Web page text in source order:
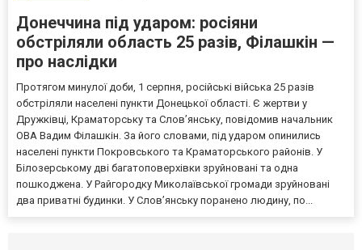
Донеччина під ударом: росіяни
обстріляли область 25 разів, Філашкін —
про наслідки
Протягом минулої доби, 1 серпня, російські війська 25 разів
обстріляли населені пункти Донецької області. Є жертви у
Дружківці, Краматорську та Слов’янську, повідомив начальник
ОВА Вадим Філашкін. За його словами, під ударом опинились
населені пункти Покровського та Краматорського районів. У
Білозерському дві багатоповерхівки зруйновані та одна
пошкоджена. У Райгородку Миколаївської громади зруйновані
два приватні будинки. У Слов’янську поранено людину, по...